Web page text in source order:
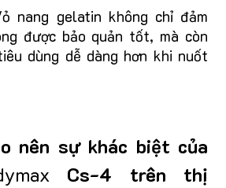
nang gelatin không chỉ đảm
được bảo quản tốt, mà còn
dùng dễ dàng hơn khi nuốt
nên sự khác biệt của
Cs-4 trên thị